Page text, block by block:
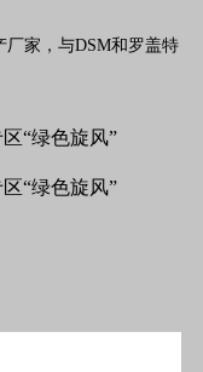
厂家，与DSM和罗盖特